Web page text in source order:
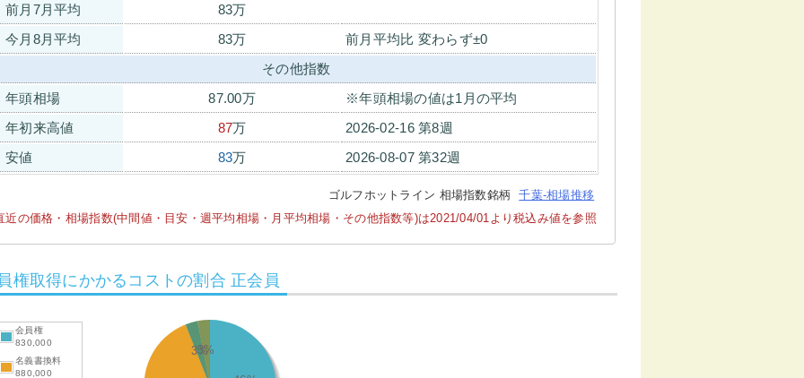
前月7月平均
83万
今月8月平均
83万
前月平均比 変わらず±0
その他指数
年頭相場
87.00万
※年頭相場の値は1月の平均
年初来高値
87万
2026-02-16 第8週
安値
83万 2026-08-07 第32週
ゴルフホットライン 相場指数銘柄
千葉-相場推移
近の価格・相場指数(中間値・目安・週平均相場・月平均相場・その他指数等)は2021/04/01より税込み値を参照
権取得にかかるコストの割合 正会員
会員権
830,000
名義書換料
880,000
3%
3%